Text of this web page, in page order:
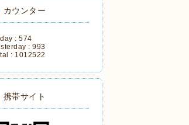
カウンター
: 574
: 993
: 1012522
携帯サイト